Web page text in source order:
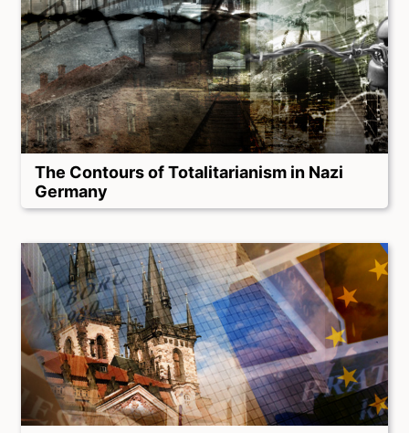
The Contours of Totalitarianism in Nazi
Germany